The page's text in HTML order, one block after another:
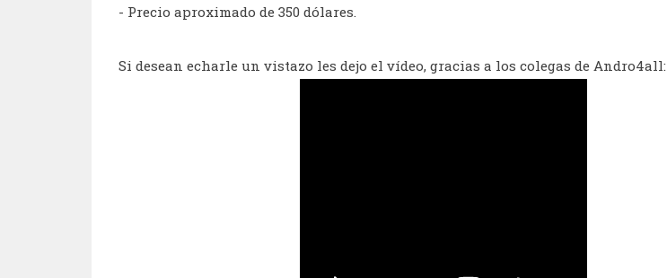
- Precio aproximado de 350 dólares.
Si desean echarle un vistazo les dejo el vídeo, gracias a los colegas de Andro4all: